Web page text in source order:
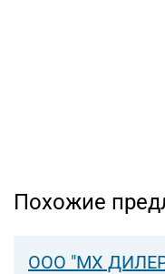
Похожие
ООО "МХ